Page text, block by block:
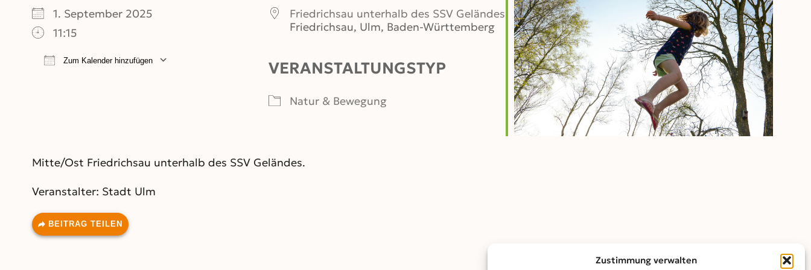
Zustimmung verwalten
1. September 2025
11:15
Zum Kalender hinzufügen
Office 365 Outlook Live
Friedrichsau unterhalb des SSV Geländes
Friedrichsau, Ulm, Baden-Württemberg
VERANSTALTUNGSTYP
Natur & Bewegung
Mitte/Ost Friedrichsau unterhalb des SSV Geländes.
Veranstalter: Stadt Ulm
BEITRAG TEILEN